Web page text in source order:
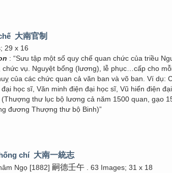
大南官制
29 x 16
: “Sưu tập một số quy chế quan chức của triều
chức vụ. Nguyệt bổng (lương), lễ phục…cấp cho
của các chức quan cả văn ban và võ ban. Ví dụ:
học sĩ, Văn minh điện đại học sĩ, Vũ hiển điện
thư lục bộ lương cả năm 1500 quan, gạo
đương Thượng thư bộ Binh)”
chí 大南一統志
Ngọ [1882] 嗣德壬午 . 63 Images; 31 x 18